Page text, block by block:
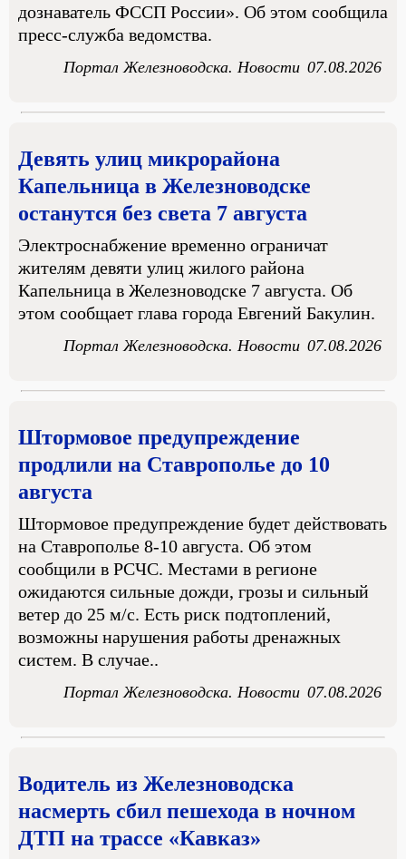
дознаватель ФССП России». Об этом сообщила
пресс-служба ведомства.
Портал Железноводска. Новости 07.08.2026
Девять улиц микрорайона
Капельница в Железноводске
останутся без света 7 августа
Электроснабжение временно ограничат
жителям девяти улиц жилого района
Капельница в Железноводске 7 августа. Об
этом сообщает глава города Евгений Бакулин.
Портал Железноводска. Новости 07.08.2026
Штормовое предупреждение
продлили на Ставрополье до 10
августа
Штормовое предупреждение будет действовать
на Ставрополье 8-10 августа. Об этом
сообщили в РСЧС. Местами в регионе
ожидаются сильные дожди, грозы и сильный
ветер до 25 м/с. Есть риск подтоплений,
возможны нарушения работы дренажных
систем. В случае..
Портал Железноводска. Новости 07.08.2026
Водитель из Железноводска
насмерть сбил пешехода в ночном
ДТП на трассе «Кавказ»